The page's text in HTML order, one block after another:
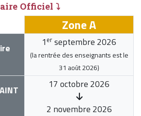
Officiel ⤵
Zone A
1 er septembre 2026
(la rentrée des enseignants est le
31 août 2026)
17 octobre 2026
2 novembre 2026